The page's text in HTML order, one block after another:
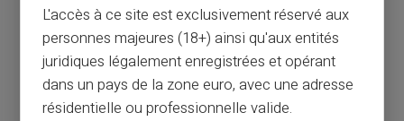
L'accès à ce site est exclusivement réservé aux
personnes majeures (18+) ainsi qu'aux entités
juridiques légalement enregistrées et opérant
dans un pays de la zone euro, avec une adresse
résidentielle ou professionnelle valide.